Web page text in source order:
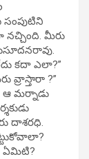
మీరు
కదా ఎలా?”
వ్రాస్తారా ?”
ఆ మర్నాడు
దాశరధి.
ఏమిటి?